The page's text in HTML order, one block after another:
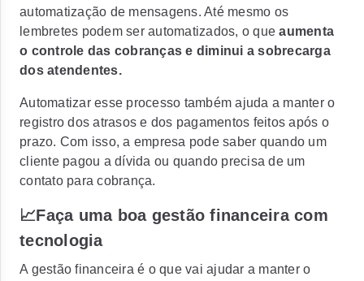
automatização de mensagens. Até mesmo os
lembretes podem ser automatizados, o queaumenta
o controle das cobranças e diminui a sobrecarga
dos atendentes.
Automatizar esse processo também ajuda a manter o
registro dos atrasos e dos pagamentos feitos após o
prazo. Com isso, a empresa pode saber quando um
cliente pagou a dívida ou quando precisa de um
contato para cobrança.
📈Faça uma boa gestão financeira com
tecnologia
A gestão financeira é o que vai ajudar a manter o